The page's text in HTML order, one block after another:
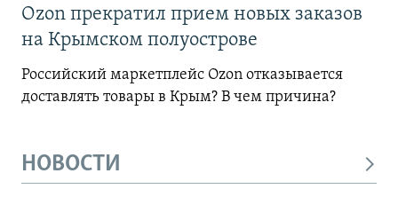
Ozon прекратил прием новых заказов
на Крымском полуострове
Российский маркетплейс Ozon отказывается
доставлять товары в Крым? В чем причина?
НОВОСТИ